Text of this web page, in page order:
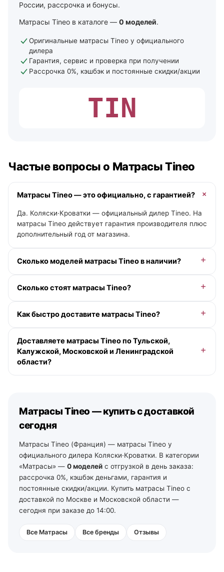
России, рассрочка и бонусы.
Матрасы Tineo в каталоге — 0 моделей.
Оригинальные матрасы Tineo у официального
дилера
Гарантия, сервис и проверка при получении
Рассрочка 0%, кэшбэк и постоянные скидки/акции
TIN
Частые вопросы о Матрасы Tineo
Матрасы Tineo — это официально, с гарантией?
Да. Коляски·Кроватки — официальный дилер Tineo. На
матрасы Tineo действует гарантия производителя плюс
дополнительный год от магазина.
Сколько моделей матрасы Tineo в наличии?
Актуальные цены и помощь с выбором — у менеджера
Сколько стоят матрасы Tineo?
деньгами. Точную цену под вашу комплектацию
Как быстро доставите матрасы Tineo?
13:00 в будний день доставим сегодня (если в
наличии), позже — на ближайший рабочий день,
бесплатно от 10 000 ₽ в пределах МКАД. По Санкт-
Доставляете матрасы Tineo по Тульской,
Калужской, Московской и Ленинградской
области?
Дзержинского, 35): самовывоз из зала на следующий
день после подтверждения заказа, доставка по городу
— от 490 ₽, по области — уточняйте у менеджеров. По
Ленинградской области — от 2 рабочих дней со своего
склада в Санкт-Петербурге (тел. +7 (812) 213-31-35).
Матрасы Tineo — купить с доставкой
сегодня
Матрасы Tineo (Франция) — матрасы Tineo у
официального дилера Коляски·Кроватки. В категории
«Матрасы» — 0 моделей с отгрузкой в день заказа:
рассрочка 0%, кэшбэк деньгами, гарантия и
постоянные скидки/акции. Купить матрасы Tineo с
доставкой по Москве и Московской области —
сегодня при заказе до 14:00.
Все Матрасы Все бренды Отзывы